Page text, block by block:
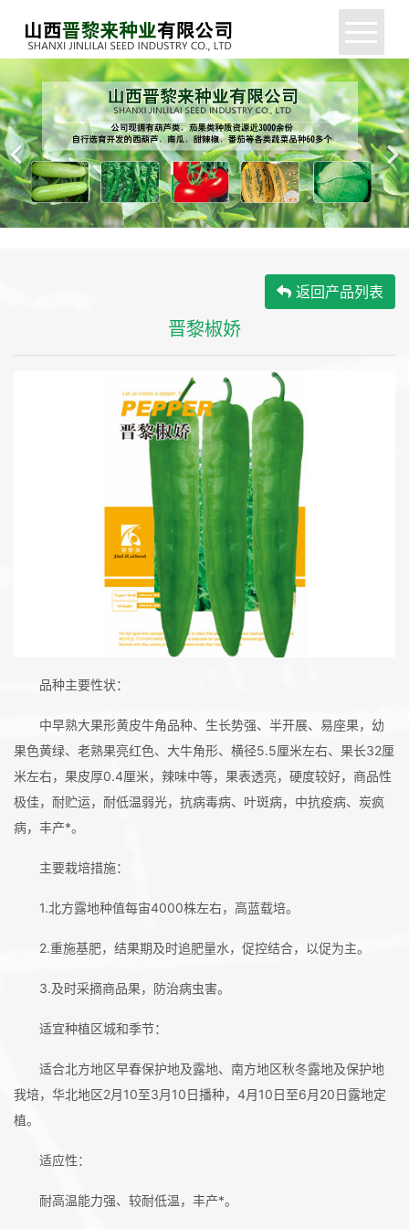
网站首页
公司简介
新闻中心
产品展示
联系我们
返回产品列表
晋黎椒娇
品种主要性状：
中早熟大果形黄皮牛角品种、生长势强、半开展、易座果，幼
果色黄绿、老熟果亮红色、大牛角形、横径5.5厘米左右、果长32厘
米左右，果皮厚0.4厘米，辣味中等，果表透亮，硬度较好，商品性
极佳，耐贮运，耐低温弱光，抗病毒病、叶斑病，中抗疫病、炭疯
病，丰产*。
主要栽培措施：
1.北方露地种值每宙4000株左右，高蓝载培。
2.重施基肥，结果期及时追肥量水，促控结合，以促为主。
3.及时采摘商品果，防治病虫害。
适宜种植区城和季节：
适合北方地区早春保护地及露地、南方地区秋冬露地及保护地
我培，华北地区2月10至3月10日播种，4月10日至6月20日露地定
植。
适应性：
耐高温能力强、较耐低温，丰产*。